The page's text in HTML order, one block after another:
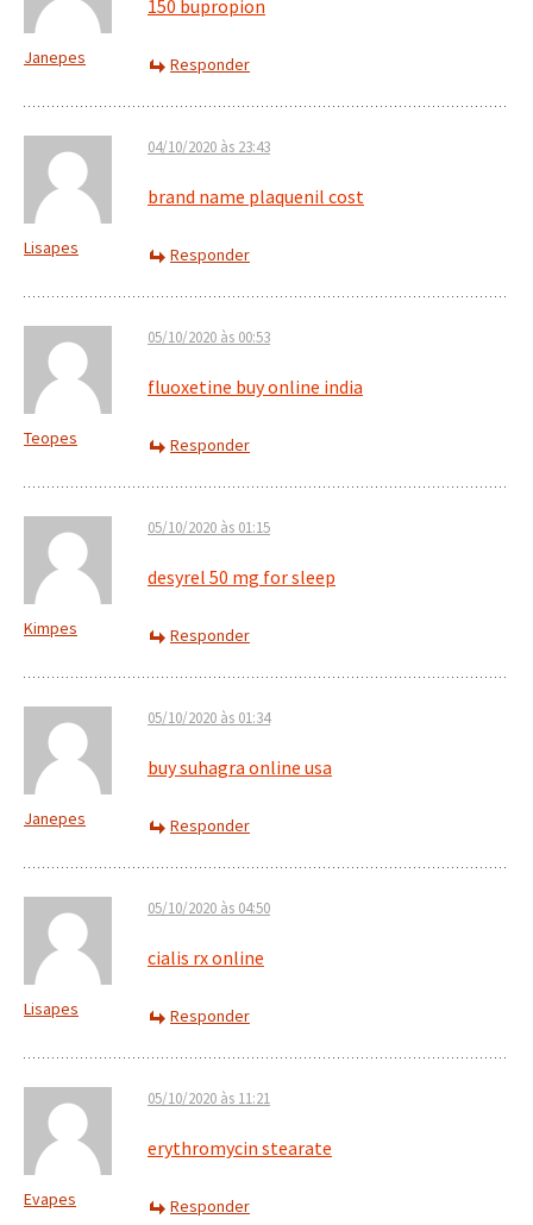
Janepes
150 bupropion
Responder
Lisapes
04/10/2020 às 23:43
brand name plaquenil cost
Responder
Teopes
05/10/2020 às 00:53
fluoxetine buy online india
Responder
Kimpes
05/10/2020 às 01:15
desyrel 50 mg for sleep
Responder
Janepes
05/10/2020 às 01:34
buy suhagra online usa
Responder
Lisapes
05/10/2020 às 04:50
cialis rx online
Responder
Evapes
05/10/2020 às 11:21
erythromycin stearate
Responder